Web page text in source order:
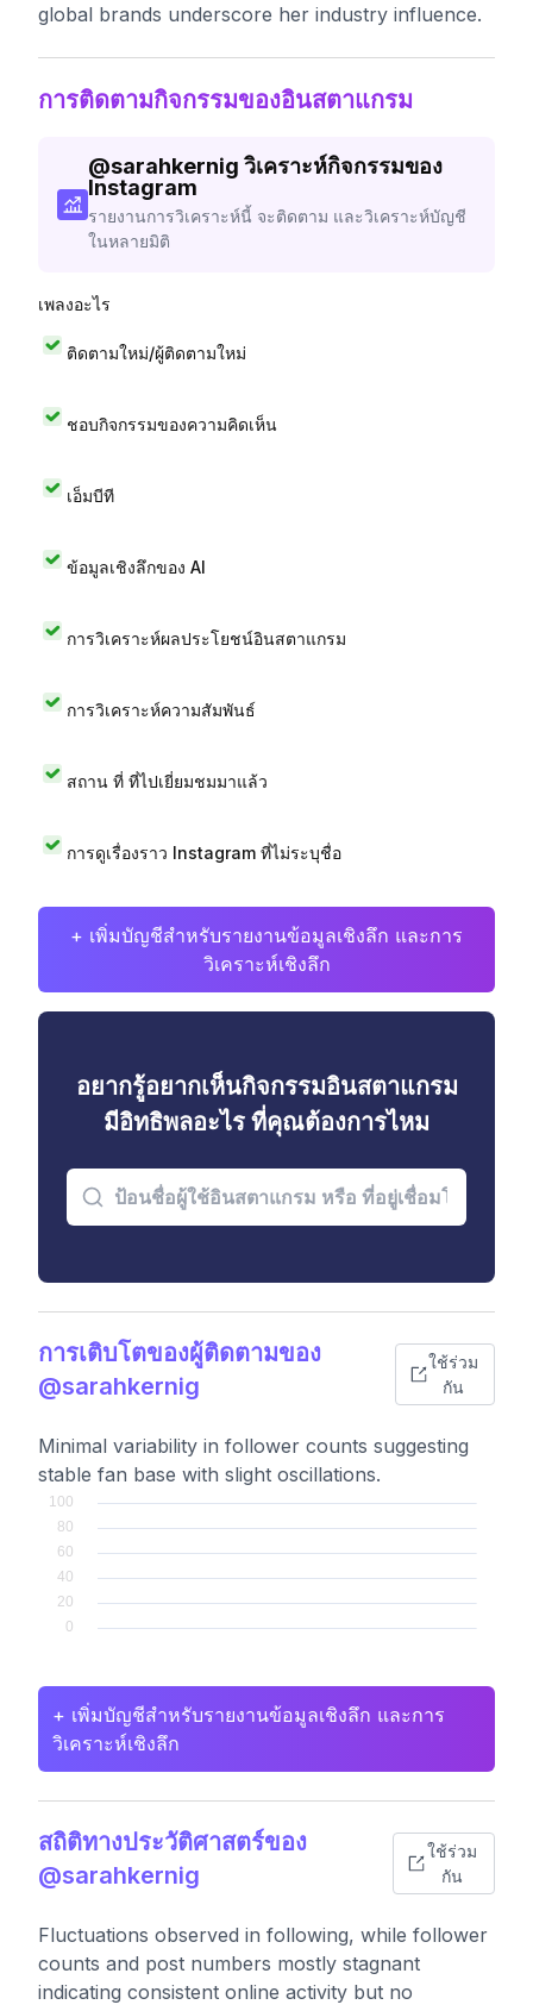
global brands underscore her industry influence.
การติดตามกิจกรรมของอินสตาแกรม
@sarahkernig วิเคราะห์กิจกรรมของ
Instagram
รายงานการวิเคราะห์นี้ จะติดตาม และวิเคราะห์บัญชี
ในหลายมิติ
เพลงอะไร
ติดตามใหม่/ผู้ติดตามใหม่
ชอบกิจกรรมของความคิดเห็น
เอ็มบีที
ข้อมูลเชิงลึกของ AI
การวิเคราะห์ผลประโยชน์อินสตาแกรม
การวิเคราะห์ความสัมพันธ์
สถาน ที่ ที่ไปเยี่ยมชมมาแล้ว
การดูเรื่องราว Instagram ที่ไม่ระบุชื่อ
+ เพิ่มบัญชีสำหรับรายงานข้อมูลเชิงลึก และการ
วิเคราะห์เชิงลึก
อยากรู้อยากเห็นกิจกรรมอินสตาแกรม
มีอิทธิพลอะไร ที่คุณต้องการไหม
การเติบโตของผู้ติดตามของ
@sarahkernig
ใช้ร่วม
กัน
Minimal variability in follower counts suggesting
stable fan base with slight oscillations.
+ เพิ่มบัญชีสำหรับรายงานข้อมูลเชิงลึก และการ
วิเคราะห์เชิงลึก
สถิติทางประวัติศาสตร์ของ
@sarahkernig
ใช้ร่วม
กัน
Fluctuations observed in following, while follower
counts and post numbers mostly stagnant
indicating consistent online activity but no